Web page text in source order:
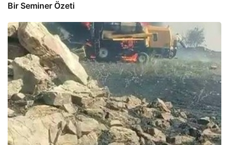
Bir Seminer Özeti